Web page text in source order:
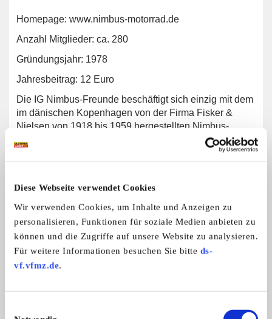
Diese Webseite verwendet Cookies
Wir verwenden Cookies, um Inhalte und Anzeigen zu
personalisieren, Funktionen für soziale Medien anbieten zu
können und die Zugriffe auf unsere Website zu analysieren.
Für weitere Informationen besuchen Sie bitte ds-
vf.vfmz.de.
Homepage: www.nimbus-motorrad.de
Anzahl Mitglieder: ca. 280
Gründungsjahr: 1978
Jahresbeitrag: 12 Euro
Die IG Nimbus-Freunde beschäftigt sich einzig mit dem
im dänischen Kopenhagen von der Firma Fisker &
Nielsen von 1918 bis 1959 hergestellten Nimbus-
Motorrad. Hauptveranstaltung ist das einmal jährlich
Nimbus Touring (DNT), der weltgrößten Gemeinschaft
von Nimbus-Fahrern und zu den dänischen Nimbus-
Ersatzteilhändlern ist die IG Nimbus-Freunde jederzeit
in der Lage ihren Mitgliedern mit Rat und Tat zur Seite
zu stehen.
Allgemeine Angaben